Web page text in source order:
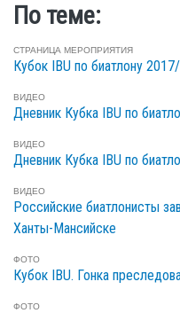
По теме:
СТРАНИЦА МЕРОПРИЯТИЯ
Кубок IBU по биатлону
ВИДЕО
Дневник Кубка IBU по
ВИДЕО
Дневник Кубка IBU по
ВИДЕО
Российские биатлонисты
Ханты-Мансийске
ФОТО
Кубок IBU. Гонка
ФОТО